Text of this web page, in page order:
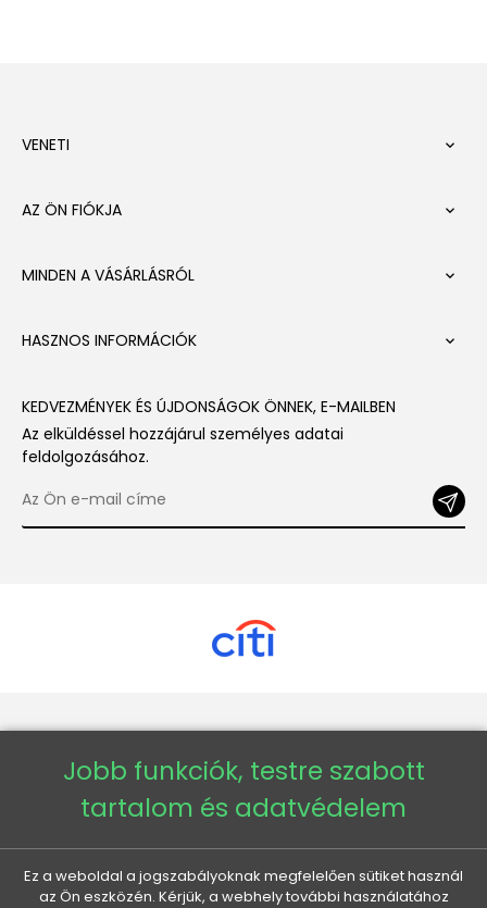
VENETI 
AZ ÖN FIÓKJA 
MINDEN A VÁSÁRLÁSRÓL 
HASZNOS INFORMÁCIÓK 
KEDVEZMÉNYEK ÉS ÚJDONSÁGOK ÖNNEK, E-MAILBEN
Az elküldéssel hozzájárul személyes adatai
feldolgozásához.
Copyright © 2026 - Veneti™
Veneti CZ
Veneti DE
Jobb funkciók, testre szabott
tartalom és adatvédelem
Ez a weboldal a jogszabályoknak megfelelően sütiket használ
az Ön eszközén. Kérjük, a webhely további használatához